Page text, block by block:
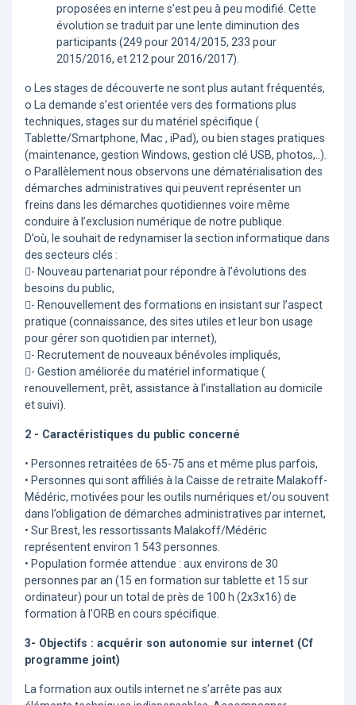
proposées en interne s’est peu à peu modifié. Cette
évolution se traduit par une lente diminution des
participants (249 pour 2014/2015, 233 pour
2015/2016, et 212 pour 2016/2017).
o Les stages de découverte ne sont plus autant fréquentés,
o La demande s’est orientée vers des formations plus
techniques, stages sur du matériel spécifique (
Tablette/Smartphone, Mac , iPad), ou bien stages pratiques
(maintenance, gestion Windows, gestion clé USB, photos,..).
o Parallèlement nous observons une dématérialisation des
démarches administratives qui peuvent représenter un
freins dans les démarches quotidiennes voire même
conduire à l’exclusion numérique de notre publique.
D’où, le souhait de redynamiser la section informatique dans
des secteurs clés :
- Nouveau partenariat pour répondre à l’évolutions des
besoins du public,
- Renouvellement des formations en insistant sur l’aspect
pratique (connaissance, des sites utiles et leur bon usage
pour gérer son quotidien par internet),
- Recrutement de nouveaux bénévoles impliqués,
- Gestion améliorée du matériel informatique (
renouvellement, prêt, assistance à l’installation au domicile
et suivi).
2 - Caractéristiques du public concerné
• Personnes retraitées de 65-75 ans et même plus parfois,
• Personnes qui sont affiliés à la Caisse de retraite Malakoff-
Médéric, motivées pour les outils numériques et/ou souvent
dans l’obligation de démarches administratives par internet,
• Sur Brest, les ressortissants Malakoff/Médéric
représentent environ 1 543 personnes.
• Population formée attendue : aux environs de 30
personnes par an (15 en formation sur tablette et 15 sur
ordinateur) pour un total de près de 100 h (2x3x16) de
formation à l’ORB en cours spécifique.
3- Objectifs : acquérir son autonomie sur internet (Cf
programme joint)
La formation aux outils internet ne s’arrête pas aux